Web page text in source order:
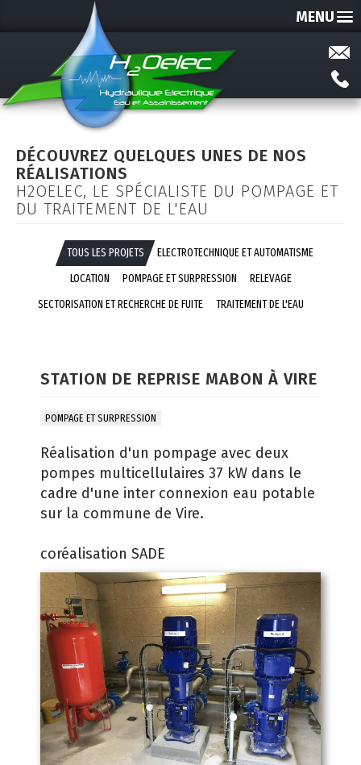
MENU
DÉCOUVREZ QUELQUES UNES DE NOS
RÉALISATIONS
H2OELEC, LE SPÉCIALISTE DU POMPAGE ET
DU TRAITEMENT DE L'EAU
TOUS LES PROJETS
ELECTROTECHNIQUE ET AUTOMATISME
LOCATION
POMPAGE ET SURPRESSION
RELEVAGE
SECTORISATION ET RECHERCHE DE FUITE
TRAITEMENT DE L'EAU
STATION DE REPRISE MABON À VIRE
POMPAGE ET SURPRESSION
Réalisation d'un pompage avec deux
pompes multicellulaires 37 kW dans le
cadre d'une inter connexion eau potable
sur la commune de Vire.
coréalisation SADE